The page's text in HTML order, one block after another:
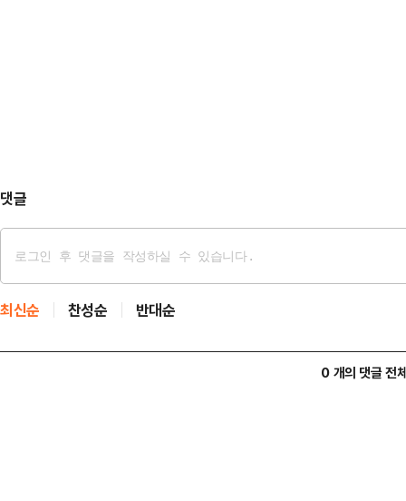
댓글
최신순 찬성순 반대순
0 개의 댓글 전